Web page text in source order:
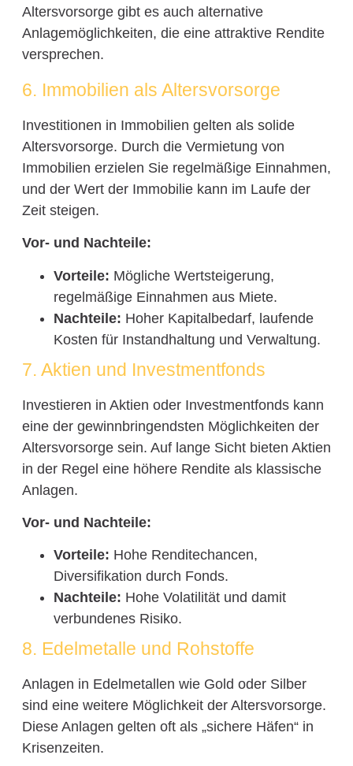
Altersvorsorge gibt es auch alternative
Anlagemöglichkeiten, die eine attraktive Rendite
versprechen.
6. Immobilien als Altersvorsorge
Investitionen in Immobilien gelten als solide
Altersvorsorge. Durch die Vermietung von
Immobilien erzielen Sie regelmäßige Einnahmen,
und der Wert der Immobilie kann im Laufe der
Zeit steigen.
Vor- und Nachteile:
Vorteile: Mögliche Wertsteigerung,
regelmäßige Einnahmen aus Miete.
Nachteile: Hoher Kapitalbedarf, laufende
Kosten für Instandhaltung und Verwaltung.
7. Aktien und Investmentfonds
Investieren in Aktien oder Investmentfonds kann
eine der gewinnbringendsten Möglichkeiten der
Altersvorsorge sein. Auf lange Sicht bieten Aktien
in der Regel eine höhere Rendite als klassische
Anlagen.
Vor- und Nachteile:
Vorteile: Hohe Renditechancen,
Diversifikation durch Fonds.
Nachteile: Hohe Volatilität und damit
verbundenes Risiko.
8. Edelmetalle und Rohstoffe
Anlagen in Edelmetallen wie Gold oder Silber
sind eine weitere Möglichkeit der Altersvorsorge.
Diese Anlagen gelten oft als „sichere Häfen“ in
Krisenzeiten.